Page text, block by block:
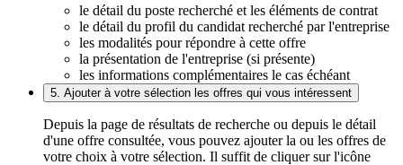
le détail du poste recherché et les éléments de contrat
le détail du profil du candidat recherché par l'entreprise
les modalités pour répondre à cette offre
la présentation de l'entreprise (si présente)
les informations complémentaires le cas échéant
5. Ajouter à votre sélection les offres qui vous intéressent
Depuis la page de résultats de recherche ou depuis le détail
d'une offre consultée, vous pouvez ajouter la ou les offres de
votre choix à votre sélection. Il suffit de cliquer sur l'icône